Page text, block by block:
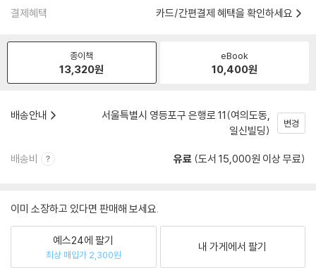
결제혜택 카드/간편결제 혜택을 확인하세요
종이책
13,320원
eBook
10,400원
배송안내
서울특별시 영등포구 은행로 11(여의도동,
일신빌딩)
변경
배송비 유료 (도서 15,000원 이상 무료)
이미 소장하고 있다면 판매해 보세요.
예스24에 팔기
최상 매입가 2,300원
내 가게에서 팔기